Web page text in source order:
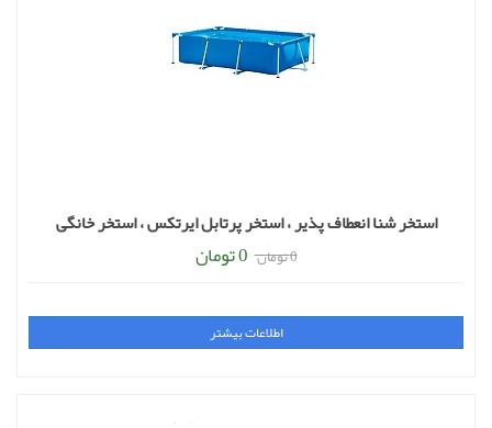
استخر شنا انعطاف پذیر ، استخر پرتابل ایرتکس ، استخر خانگی
0 تومان 0 تومان
اطلاعات بیشتر